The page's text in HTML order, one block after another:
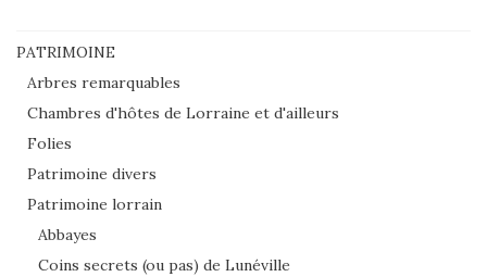
PATRIMOINE
Arbres remarquables
Chambres d'hôtes de Lorraine et d'ailleurs
Folies
Patrimoine divers
Patrimoine lorrain
Abbayes
Coins secrets (ou pas) de Lunéville